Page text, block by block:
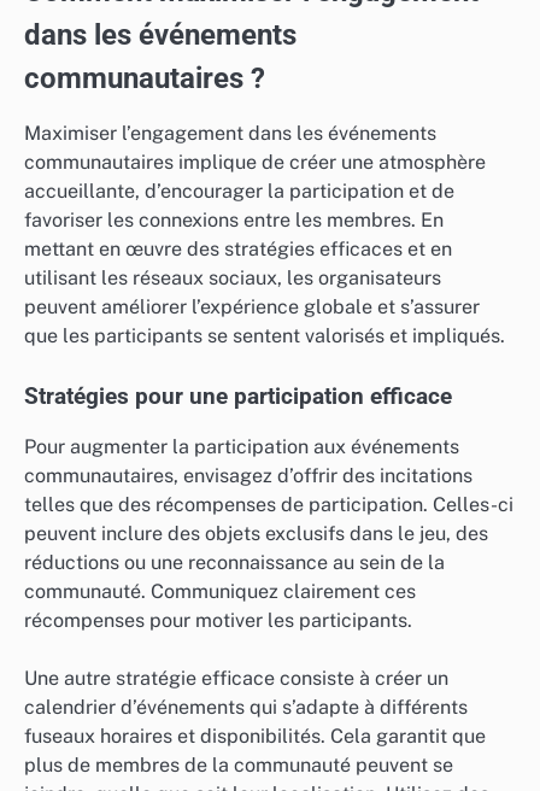
dans les événements
communautaires ?
Maximiser l’engagement dans les événements
communautaires implique de créer une atmosphère
accueillante, d’encourager la participation et de
favoriser les connexions entre les membres. En
mettant en œuvre des stratégies efficaces et en
utilisant les réseaux sociaux, les organisateurs
peuvent améliorer l’expérience globale et s’assurer
que les participants se sentent valorisés et impliqués.
Stratégies pour une participation efficace
Pour augmenter la participation aux événements
communautaires, envisagez d’offrir des incitations
telles que des récompenses de participation. Celles-ci
peuvent inclure des objets exclusifs dans le jeu, des
réductions ou une reconnaissance au sein de la
communauté. Communiquez clairement ces
récompenses pour motiver les participants.
Une autre stratégie efficace consiste à créer un
calendrier d’événements qui s’adapte à différents
fuseaux horaires et disponibilités. Cela garantit que
plus de membres de la communauté peuvent se